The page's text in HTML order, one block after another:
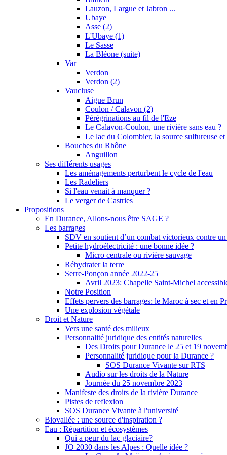
Lauzon, Largue et Jabron ...
Ubaye
Asse (2)
L'Ubaye (1)
Le Sasse
La Bléone (suite)
Var
Verdon
Verdon (2)
Vaucluse
Aigue Brun
Coulon / Calavon (2)
Pérégrinations au fil de l'Eze
Le Calavon-Coulon, une rivière sans eau ?
Le lac du Colombier, la source sulfureuse
Bouches du Rhône
Anguillon
Ses différents usages
Les aménagements perturbent le cycle de l'eau
Les Radeliers
Si l'eau venait à manquer ?
Le verger de Castries
Propositions
En Durance, Allons-nous être SAGE ?
Les barrages
SDV en soutient d’un combat victorieux contre un
Petite hydroélectricité : une bonne idée ?
Micro centrale ou rivière sauvage
Réhydrater la terre
Serre-Ponçon année 2022-25
Avril 2023: Chapelle Saint-Michel
Notre Position
Effets pervers des barrages: le Maroc à sec et en
Une explosion végétale
Droit et Nature
Vers une santé des milieux
Personnalité juridique des entités naturelles
Des Droits pour Durance le 25 et 19
Personnalité juridique pour la Durance ?
SOS Durance Vivante sur RTS
Audio sur les droits de la Nature
Journée du 25 novembre 2023
Manifeste des droits de la rivière Durance
Pistes de reflexion
SOS Durance Vivante à l'université
Biovallée : une source d'inspiration ?
Eau : Répartition et écosystèmes
Qui a peur du lac glaciaire?
JO 2030 dans les Alpes : Quelle idée ?